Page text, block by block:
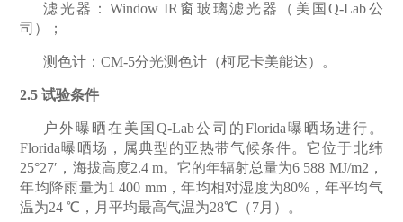
滤光器：Window IR 窗玻璃滤光器（美国Q-Lab公
司）；
测色计：CM-5分光测色计（柯尼卡美能达）。
2.5 试验条件
户外曝晒在美国Q-Lab公司的Florida曝晒场进行。
Florida曝晒场，属典型的亚热带气候条件。它位于北纬
25°27′ ，海拔高度2.4 m。它的年辐射总量为6 588 MJ/m2 ，
年均降雨量为1 400 mm，年均相对湿度为80% ，年平均气
温为24 ℃ ，月平均最高气温为28℃ （7月）。